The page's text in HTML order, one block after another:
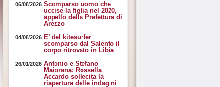
06/08/2026 Scomparso uomo che
uccise la figlia nel 2020,
appello della Prefettura di
Arezzo
04/08/2026 E’ del kitesurfer
scomparso dal Salento il
corpo ritrovato in Libia
26/01/2026 Antonio e Stefano
Maiorana: Rossella
Accardo sollecita la
riapertura delle indagini